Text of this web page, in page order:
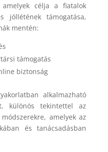
célja a fiatalok
jóllétének támogatása,
mentén:
támogatás
biztonság
alkalmazható
különös tekintettel az
amelyek az
és tanácsadásban